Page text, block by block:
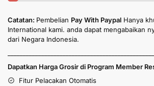
Catatan: Pembelian Pay With Paypal Hanya
International kami. anda dapat mengabaikan
dari Negara Indonesia.
Dapatkan Harga Grosir di Program Member
Fitur Pelacakan Otomatis